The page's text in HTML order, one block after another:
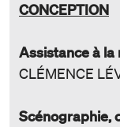
CONCEPTION
Assistance à la
CLÉMENCE
Scénographie,